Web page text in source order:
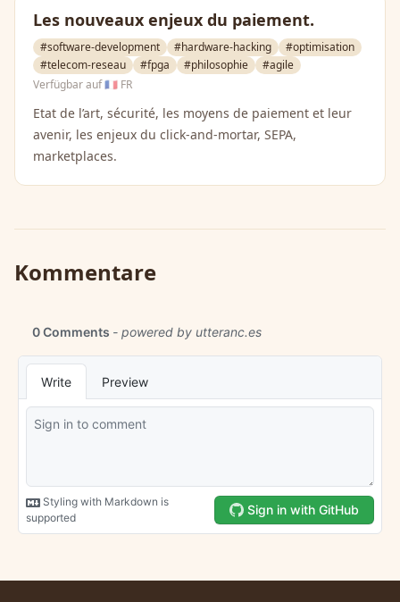
Les nouveaux enjeux du paiement.
#software-development #hardware-hacking
#optimisation
#telecom-reseau
#fpga #philosophie
#agile
Verfügbar auf🇫🇷 FR
Etat de l’art, sécurité, les moyens de paiement et leur
avenir, les enjeux du click-and-mortar, SEPA,
marketplaces.
Kommentare